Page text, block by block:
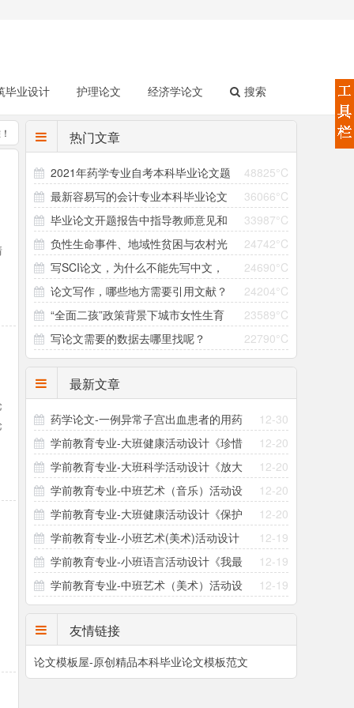
毕业设计 护理论文 经济学论文 搜索
热门文章
48825°C
2021年药学专业自考本科毕业论文题
目（158个）
36066°C
最新容易写的会计专业本科毕业论文
选题（4个方向33个题目）
33987°C
毕业论文开题报告中指导教师意见和
领导小组意见怎么写？
24742°C
负性生命事件、地域性贫困与农村光
棍问题的形成机制研究 ——以大别山村为个案24690°C
写SCI论文，为什么不能先写中文，
再翻译成英文直接投稿？
24204°C
论文写作，哪些地方需要引用文献？
引用参考文献有哪些注意事项？
23589°C
“全面二孩”政策背景下城市女性生育
意愿与生育行为差异研究
22790°C
写论文需要的数据去哪里找呢？
最新文章
12-30
药学论文-一例异常子宫出血患者的用药
指导方案设计
12-20
学前教育专业-大班健康活动设计《珍惜
粮食》
12-20
学前教育专业-大班科学活动设计《放大
镜的秘密》
12-20
学前教育专业-中班艺术（音乐）活动设
计《三只小熊》
12-20
学前教育专业-大班健康活动设计《保护
眼睛》
12-19
学前教育专业-小班艺术(美术)活动设计
《撕面条》
12-19
学前教育专业-小班语言活动设计《我最
爱吃的食物》
12-19
学前教育专业-中班艺术（美术）活动设
计《恐龙的小秘密》
友情链接
论文模板屋-原创精品本科毕业论文模板范文